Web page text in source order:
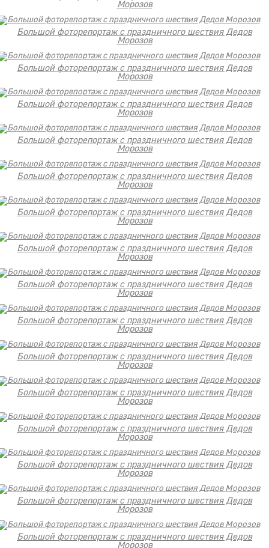
Морозов
Большой фоторепортаж с праздничного шествия Дедов
Морозов
Большой фоторепортаж с праздничного шествия Дедов
Морозов
Большой фоторепортаж с праздничного шествия Дедов
Морозов
Большой фоторепортаж с праздничного шествия Дедов
Морозов
Большой фоторепортаж с праздничного шествия Дедов
Морозов
Большой фоторепортаж с праздничного шествия Дедов
Морозов
Большой фоторепортаж с праздничного шествия Дедов
Морозов
Большой фоторепортаж с праздничного шествия Дедов
Морозов
Большой фоторепортаж с праздничного шествия Дедов
Морозов
Большой фоторепортаж с праздничного шествия Дедов
Морозов
Большой фоторепортаж с праздничного шествия Дедов
Морозов
Большой фоторепортаж с праздничного шествия Дедов
Морозов
Большой фоторепортаж с праздничного шествия Дедов
Морозов
Большой фоторепортаж с праздничного шествия Дедов
Морозов
Большой фоторепортаж с праздничного шествия Дедов
Морозов